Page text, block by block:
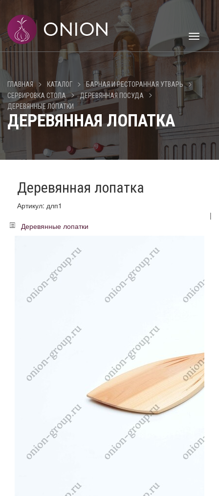
Toggle
ГЛАВНАЯ > КАТАЛОГ > БАРНАЯ И РЕСТОРАННАЯ УТВАРЬ >
СЕРВИРОВКА СТОЛА > ДЕРЕВЯННАЯ ПОСУДА >
ДЕРЕВЯННЫЕ ЛОПАТКИ
ДЕРЕВЯННАЯ ЛОПАТКА
Деревянная лопатка
Артикул: длп1
|
Деревянные лопатки